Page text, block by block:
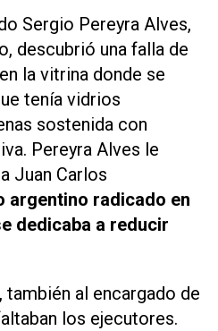
Sergio Pereyra Alves,
descubrió una falla de
la vitrina donde se
tenía vidrios
sostenida con
Pereyra Alves le
Juan Carlos
argentino radicado en
dedicaba a reducir
también al encargado de
los ejecutores.